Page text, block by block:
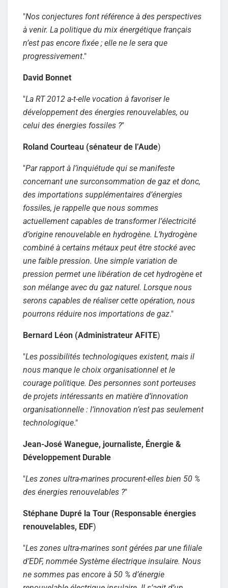
"Nos conjectures font référence à des perspectives
à venir. La politique du mix énergétique français
n’est pas encore fixée ; elle ne le sera que
progressivement."
David Bonnet
"La RT 2012 a-t-elle vocation à favoriser le
développement des énergies renouvelables, ou
celui des énergies fossiles ?"
Roland Courteau (sénateur de l’Aude)
"Par rapport à l’inquiétude qui se manifeste
concernant une surconsommation de gaz et donc,
des importations supplémentaires d’énergies
fossiles, je rappelle que nous sommes
actuellement capables de transformer l’électricité
d’origine renouvelable en hydrogène. L’hydrogène
combiné à certains métaux peut être stocké avec
une faible pression. Une simple variation de
pression permet une libération de cet hydrogène et
son mélange avec du gaz naturel. Lorsque nous
serons capables de réaliser cette opération, nous
pourrons réduire nos importations de gaz."
Bernard Léon (Administrateur AFITE)
"Les possibilités technologiques existent, mais il
nous manque le choix organisationnel et le
courage politique. Des personnes sont porteuses
de projets intéressants en matière d’innovation
organisationnelle : l’innovation n’est pas seulement
technologique."
Jean-José Wanegue, journaliste, Énergie &
Développement Durable
"Les zones ultra-marines procurent-elles bien 50 %
des énergies renouvelables ?"
Stéphane Dupré la Tour (Responsable énergies
renouvelables, EDF)
"Les zones ultra-marines sont gérées par une filiale
d’EDF, nommée Système électrique insulaire. Nous
ne sommes pas encore à 50 % d’énergie